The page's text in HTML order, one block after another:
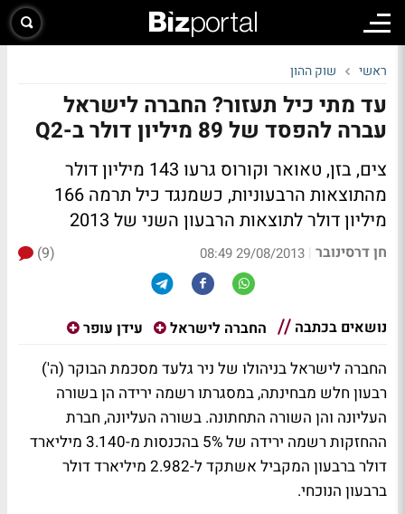
ראשי שוק ההון
עד מתי כיל תעזור? החברה לישראל
עברה להפסד של 89 מיליון דולר ב-Q2
צים, בזן, טאואר וקורוס גרעו 143 מיליון דולר
מהתוצאות הרבעוניות, כשמנגד כיל תרמה 166
מיליון דולר לתוצאות הרבעון השני של 2013
חן דרסינובר |
29/08/2013 08:49
(9)
נושאים בכתבה החברה לישראל עידן עופר
החברה לישראל בניהולו של ניר גלעד מסכמת הבוקר (ה')
רבעון חלש מבחינתה, במסגרתו רשמה ירידה הן בשורה
העליונה והן השורה התחתונה. בשורה העליונה, חברת
ההחזקות רשמה ירידה של 5% בהכנסות מ-3.140 מיליארד
דולר ברבעון המקביל אשתקד ל-2.982 מיליארד דולר
ברבעון הנוכחי.